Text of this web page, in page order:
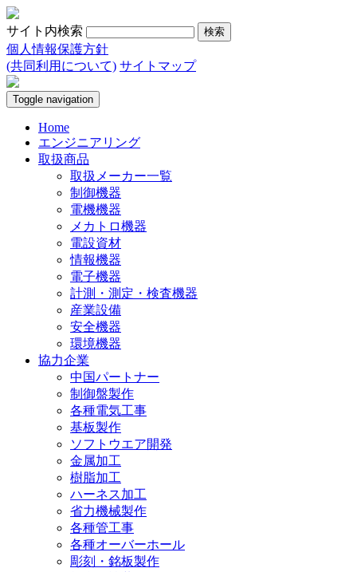
サイト内検索
個人情報保護方針
(共同利用について) サイトマップ
Toggle navigation
Home
エンジニアリング
取扱商品
取扱メーカー一覧
制御機器
電機機器
メカトロ機器
電設資材
情報機器
電子機器
計測・測定・検査機器
産業設備
安全機器
環境機器
協力企業
中国パートナー
制御盤製作
各種電気工事
基板製作
ソフトウエア開発
金属加工
樹脂加工
ハーネス加工
省力機械製作
各種管工事
各種オーバーホール
彫刻・銘板製作